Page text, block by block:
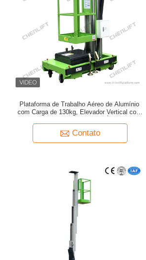
Plataforma de Trabalho Aéreo de Alumínio
com Carga de 130kg, Elevador Vertical com
Contato